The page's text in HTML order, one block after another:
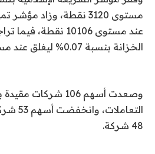
عند مستوى 10106
الخزانة بنسبة 0.07% ليغلق عند مستوى 1942 نقطة.
وصعدت أسهم 106
48 شركة.